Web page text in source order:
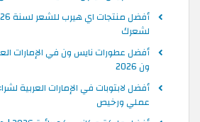
لشعرك
أفضل عطورات نايس ون في الإمارات
ون 2026
أفضل لابتوبات في الإمارات العربية
عملي ورخيص